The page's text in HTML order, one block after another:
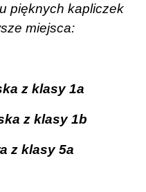
pięknych kapliczek
miejsca:
z klasy 1a
z klasy 1b
z klasy 5a